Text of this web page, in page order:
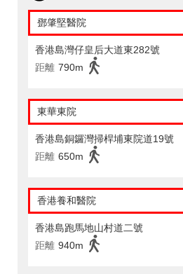
鄧肇堅醫院
香港島灣仔皇后大道東282號
距離 790m
東華東院
香港島銅鑼灣掃桿埔東院道19號
距離 650m
香港養和醫院
香港島跑馬地山村道二號
距離 940m